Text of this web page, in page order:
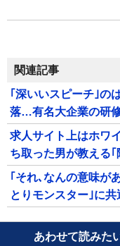
関連記事
｢深いいスピーチ｣の
落…有名大企業の研
求人サイト上はホワ
ち取った男が教える
｢それ､なんの意味が
とりモンスター｣に
あわせて読みた